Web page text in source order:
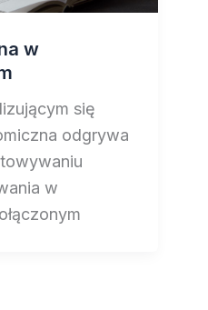
w
się
odgrywa
w